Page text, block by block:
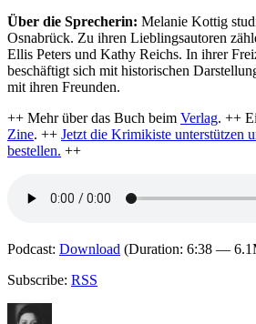
Über die Sprecherin: Melanie Kottig
Osnabrück. Zu ihren Lieblingsautoren
Ellis Peters und Kathy Reichs. In ihrer
beschäftigt sich mit historischen
mit ihren Freunden.
++ Mehr über das Buch beim Verlag. ++
Zine. ++ Jetzt die Krimikiste unterstützen
bestellen. ++
Podcast: Download (Duration: 6:38 —
Subscribe: RSS